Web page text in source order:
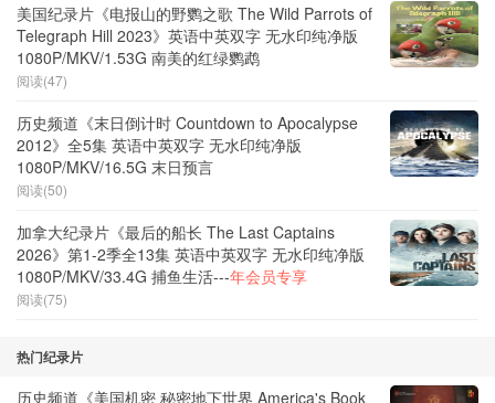
美国纪录片《电报山的野鹦之歌 The Wild Parrots of
Telegraph Hill 2023》英语中英双字 无水印纯净版
1080P/MKV/1.53G 南美的红绿鹦鹉
阅读(47)
历史频道《末日倒计时 Countdown to Apocalypse
2012》全5集 英语中英双字 无水印纯净版
1080P/MKV/16.5G 末日预言
阅读(50)
加拿大纪录片《最后的船长 The Last Captains
2026》第1-2季全13集 英语中英双字 无水印纯净版
1080P/MKV/33.4G 捕鱼生活---年会员专享
阅读(75)
热门纪录片
历史频道《美国机密 秘密地下世界 America's Book